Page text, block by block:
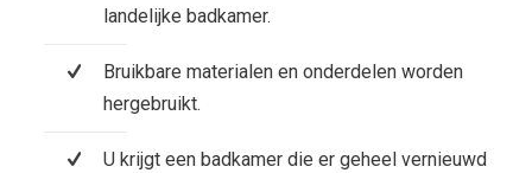
landelijke badkamer.
Bruikbare materialen en onderdelen worden
hergebruikt.
U krijgt een badkamer die er geheel vernieuwd